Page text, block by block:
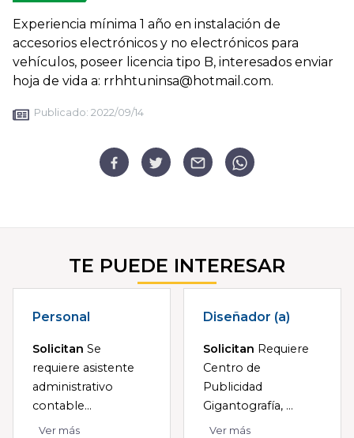
Experiencia mínima 1 año en instalación de
accesorios electrónicos y no electrónicos para
vehículos, poseer licencia tipo B, interesados enviar
hoja de vida a: rrhhtuninsa@hotmail.com.
Publicado: 2022/09/14
TE PUEDE INTERESAR
Personal
Solicitan Se
requiere asistente
administrativo
contable...
Ver más
Diseñador (a)
Solicitan Requiere
Centro de
Publicidad
Gigantografía, ...
Ver más